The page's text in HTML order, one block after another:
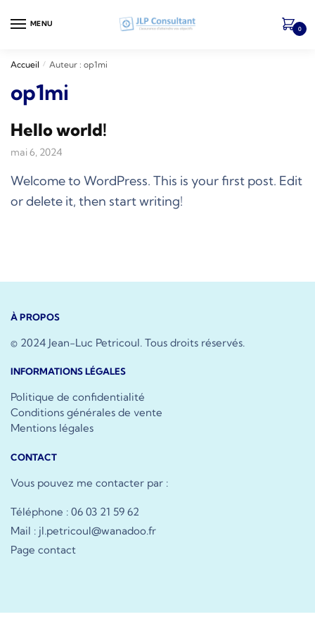
MENU
0
Accueil / Auteur : op1mi
op1mi
Hello world!
mai 6, 2024
Welcome to WordPress. This is your first post. Edit
or delete it, then start writing!
À PROPOS
© 2024 Jean-Luc Petricoul. Tous droits réservés.
INFORMATIONS LÉGALES
Politique de confidentialité
Conditions générales de vente
Mentions légales
CONTACT
Vous pouvez me contacter par :
Téléphone : 06 03 21 59 62
Mail : jl.petricoul@wanadoo.fr
Page contact